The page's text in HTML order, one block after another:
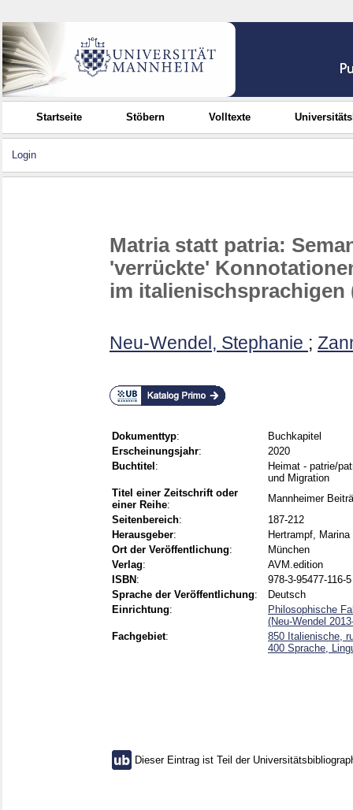
Startseite Stöbern Volltexte
Login
Matria statt patria:
'verrückte'
im
Neu-Wendel, Stephanie ;
Dokumenttyp:
Buchkapitel
Erscheinungsjahr:
2020
Buchtitel :
Heimat - patrie/
und Migration
Titel einer Zeitschrift oder
einer Reihe:
Mannheimer
Seitenbereich:
187-212
Herausgeber:
Hertrampf,
Ort der Veröffentlichung:
München
Verlag:
AVM.edition
ISBN :
978-3-95477-116-
Sprache der Veröffentlichung:
Deutsch
Einrichtung:
Philosophische
(Neu-Wendel
Fachgebiet:
850 Italienische,
400 Sprache,
Dieser Eintrag ist Teil der